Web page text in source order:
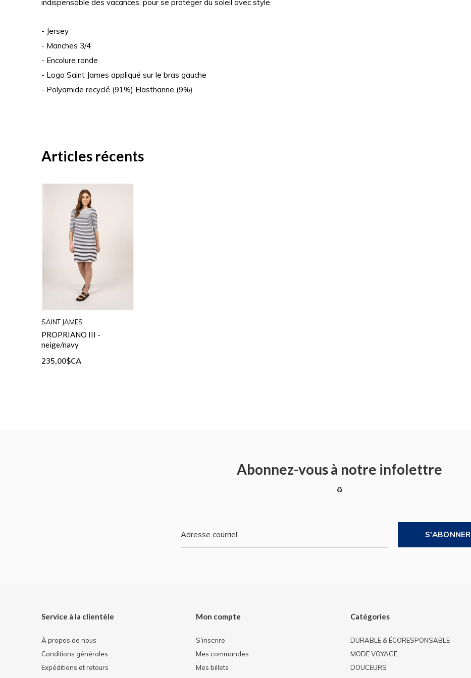
indispensable des vacances, pour se protéger du soleil avec style.
- Jersey
- Manches 3/4
- Encolure ronde
- Logo Saint James appliqué sur le bras gauche
- Polyamide recyclé (91%) Elasthanne (9%)
Articles récents
SAINT JAMES
PROPRIANO III -
neige/navy
235,00$CA
Abonnez-vous à notre infolettre
♻
S'ABONNER
Service à la clientèle
À propos de nous
Conditions générales
Expéditions et retours
Mon compte
S'inscrire
Mes commandes
Mes billets
Catégories
DURABLE & ÉCORESPONSABLE
MODE VOYAGE
DOUCEURS